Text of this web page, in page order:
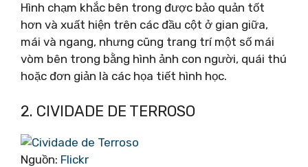
Hình chạm khắc bên trong được bảo quản tốt
hơn và xuất hiện trên các đầu cột ở gian giữa,
mái và ngang, nhưng cũng trang trí một số mái
vòm bên trong bằng hình ảnh con người, quái thú
hoặc đơn giản là các họa tiết hình học.
2. CIVIDADE DE TERROSO
Nguồn: Flickr